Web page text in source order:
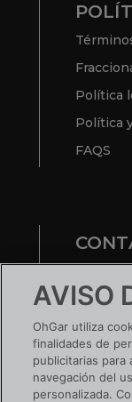
Política
Política
FAQS
Conoce
AVISO
OhGar utiliza
finalidades de
publicitarias para
navegación del
personalizada.